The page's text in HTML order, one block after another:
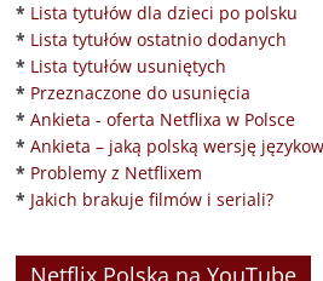
* Lista tytułów dla dzieci po polsku
* Lista tytułów ostatnio dodanych
* Lista tytułów usuniętych
* Przeznaczone do usunięcia
* Ankieta - oferta Netflixa w Polsce
* Ankieta – jaką polską wersję
* Problemy z Netflixem
* Jakich brakuje filmów i seriali?